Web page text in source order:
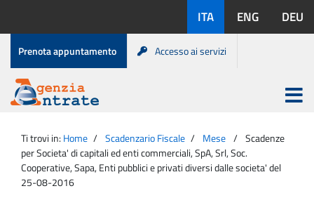
contenuto
disponibili:
ITA ENG DEU
Menu
di
servizio
Prenota appuntamento Accesso ai servizi
Agenzia
Entrate
Apri
menu
principale
Ti trovi in: Home Scadenzario Fiscale Mese
Scadenze
per Societa' di capitali ed enti commerciali, SpA, Srl, Soc.
Cooperative, Sapa, Enti pubblici e privati diversi dalle societa' del
25-08-2016